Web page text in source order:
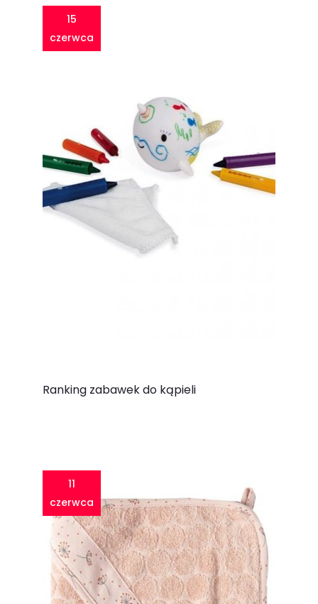
15
czerwca
Ranking zabawek do kąpieli
11
czerwca